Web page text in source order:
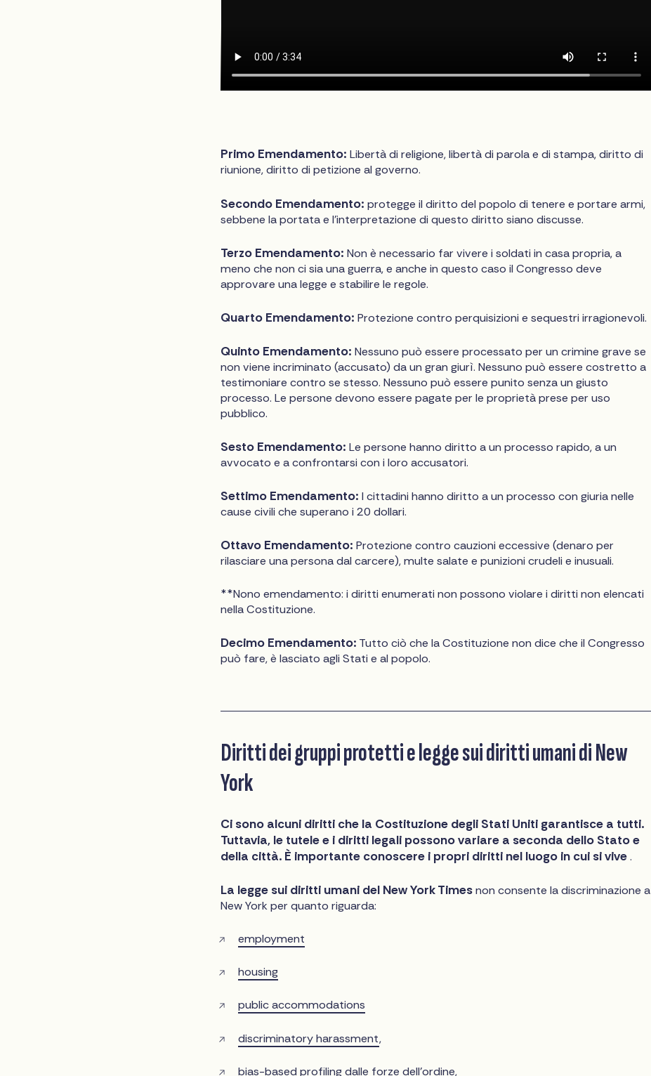
Primo Emendamento: Libertà di religione, libertà di parola e di stampa, diritto di
riunione, diritto di petizione al governo.
Secondo Emendamento: protegge il diritto del popolo di tenere e portare armi,
sebbene la portata e l'interpretazione di questo diritto siano discusse.
Terzo Emendamento: Non è necessario far vivere i soldati in casa propria, a
meno che non ci sia una guerra, e anche in questo caso il Congresso deve
approvare una legge e stabilire le regole.
Quarto Emendamento: Protezione contro perquisizioni e sequestri irragionevoli.
Quinto Emendamento: Nessuno può essere processato per un crimine grave se
non viene incriminato (accusato) da un gran giurì. Nessuno può essere costretto a
testimoniare contro se stesso. Nessuno può essere punito senza un giusto
processo. Le persone devono essere pagate per le proprietà prese per uso
pubblico.
Sesto Emendamento: Le persone hanno diritto a un processo rapido, a un
avvocato e a confrontarsi con i loro accusatori.
Settimo Emendamento: I cittadini hanno diritto a un processo con giuria nelle
cause civili che superano i 20 dollari.
Ottavo Emendamento: Protezione contro cauzioni eccessive (denaro per
rilasciare una persona dal carcere), multe salate e punizioni crudeli e inusuali.
**Nono emendamento: i diritti enumerati non possono violare i diritti non elencati
nella Costituzione.
Decimo Emendamento: Tutto ciò che la Costituzione non dice che il Congresso
può fare, è lasciato agli Stati e al popolo.
Diritti dei gruppi protetti e legge sui diritti umani di New
York
Ci sono alcuni diritti che la Costituzione degli Stati Uniti garantisce a tutti.
Tuttavia, le tutele e i diritti legali possono variare a seconda dello Stato e
della città. È importante conoscere i propri diritti nel luogo in cui si vive.
La legge sui diritti umani del New York Timesnon consente la discriminazione a
New York per quanto riguarda:
employment
housing
public accommodations
discriminatory harassment,
bias-based profiling dalle forze dell'ordine,